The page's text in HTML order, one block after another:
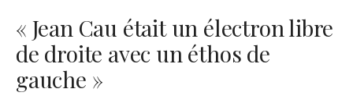
« Jean Cau était un électron libre
de droite avec un éthos de
gauche »